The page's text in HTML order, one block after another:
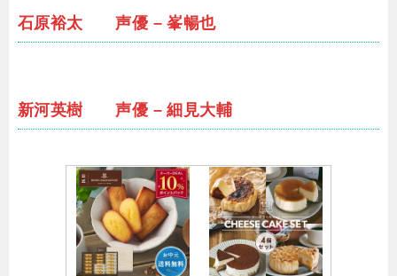
石原裕太 声優 – 峯暢也
新河英樹 声優 – 細見大輔